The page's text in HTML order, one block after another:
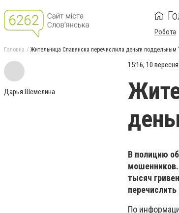
Робота
Головна Жительница Славянска перечислила деньги поддельным
Дарья Шемелина
15:16, 10
В полицию
мошенников.
тысяч
По